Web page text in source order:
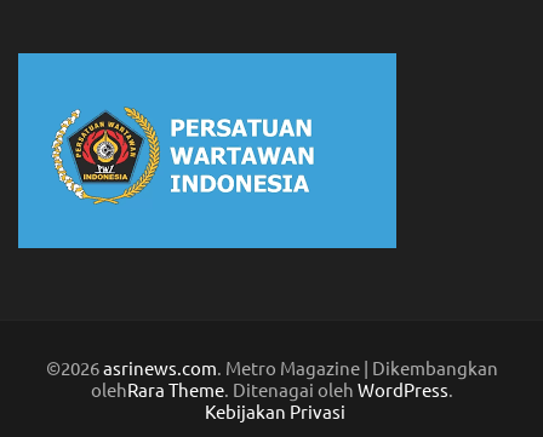
©2026asrinews.com. Metro Magazine | Dikembangkan
olehRara Theme. Ditenagai oleh WordPress.
Kebijakan Privasi